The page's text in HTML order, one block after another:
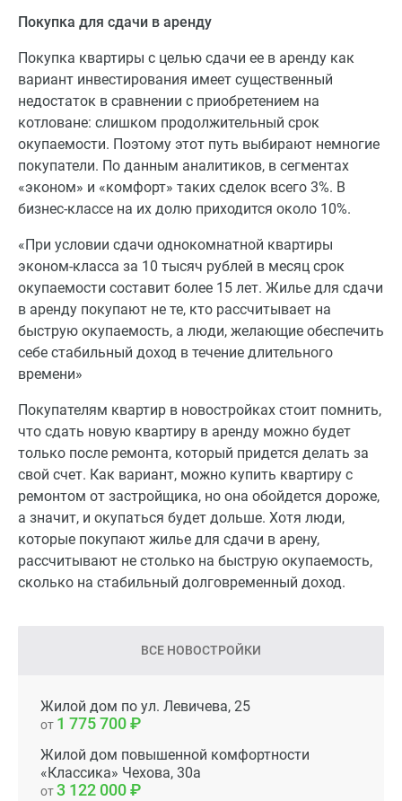
Покупка для сдачи в аренду
Покупка квартиры с целью сдачи ее в аренду как
вариант инвестирования имеет существенный
недостаток в сравнении с приобретением на
котловане: слишком продолжительный срок
окупаемости. Поэтому этот путь выбирают немногие
покупатели. По данным аналитиков, в сегментах
«эконом» и «комфорт» таких сделок всего 3%. В
бизнес-классе на их долю приходится около 10%.
«При условии сдачи однокомнатной квартиры
эконом-класса за 10 тысяч рублей в месяц срок
окупаемости составит более 15 лет. Жилье для сдачи
в аренду покупают не те, кто рассчитывает на
быструю окупаемость, а люди, желающие обеспечить
себе стабильный доход в течение длительного
времени»
Покупателям квартир в новостройках стоит помнить,
что сдать новую квартиру в аренду можно будет
только после ремонта, который придется делать за
свой счет. Как вариант, можно купить квартиру с
ремонтом от застройщика, но она обойдется дороже,
а значит, и окупаться будет дольше. Хотя люди,
которые покупают жилье для сдачи в арену,
рассчитывают не столько на быструю окупаемость,
сколько на стабильный долговременный доход.
ВСЕ НОВОСТРОЙКИ
Жилой дом по ул. Левичева, 25
от 1 775 700
Жилой дом повышенной комфортности
«Классика» Чехова, 30а
от3 122 000